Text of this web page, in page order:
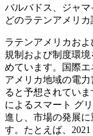
バルバドス、ジャ
どのラテンアメリ
ラテンアメリカお
規制および制度環
めています。国際
アメリカ地域の電力
ると予想されてい
によるスマート グ
進し、市場の発展
す。たとえば、